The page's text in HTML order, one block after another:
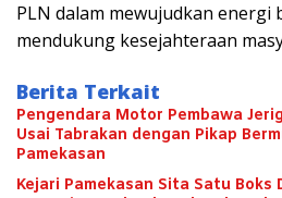
PLN dalam mewujudkan energi
mendukung kesejahteraan
Berita Terkait
Pengendara Motor Pembawa
Usai Tabrakan dengan Pikap
Pamekasan
Kejari Pamekasan Sita Satu Boks